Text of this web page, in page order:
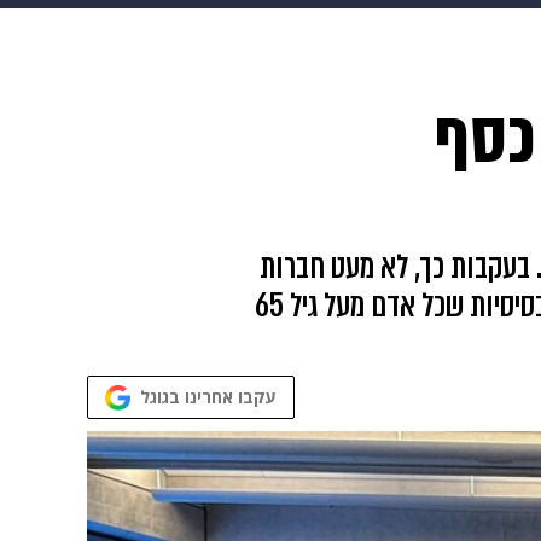
בעקבות כך, לא מעט חברות
נסיעות מנצלות את המצב וגובות מהם עוד כסף שהם ממש לא צריכים לשלם. אלה הן שלוש הזכויות הבסיסיות שכל אדם מעל גיל 65
עקבו אחרינו בגוגל